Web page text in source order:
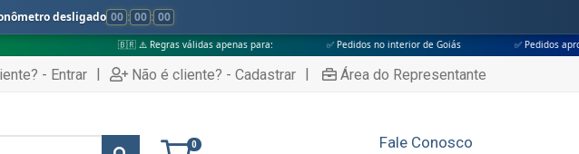
desligado 00 : 00 : 00
🇧🇷 ⚠️ Regras válidas apenas para: ✅ Pedidos no interior de Goiás ✅ Pedidos aprovados até às
- Entrar | Não é cliente? - Cadastrar | Área do Representante
0 Fale Conosco